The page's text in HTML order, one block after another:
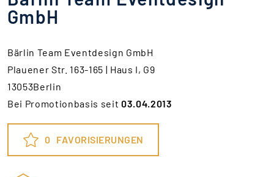
GmbH
Bärlin Team Eventdesign GmbH
Plauener Str. 163-165 | Haus I, G9
13053Berlin
Bei Promotionbasis seit03.04.2013
0 FAVORISIERUNGEN